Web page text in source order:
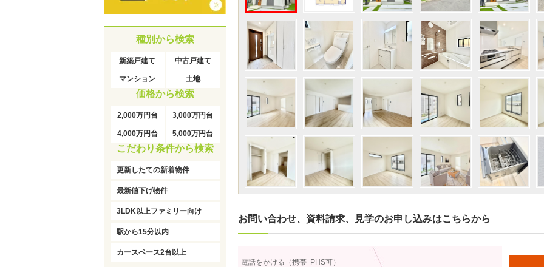
お問い合わせ、資料請求、見学のお申し込みはこちらから
電話をかける（携帯･PHS可）
種別から検索
新築戸建て 中古戸建て
マンション 土地
価格から検索
2,000万円台 3,000万円台
4,000万円台 5,000万円台
こだわり条件から検索
更新したての新着物件
最新値下げ物件
3LDK以上ファミリー向け
駅から15分以内
カースペース2台以上